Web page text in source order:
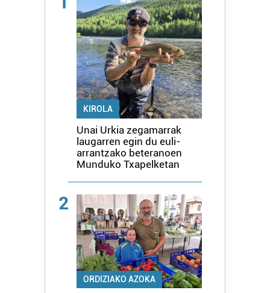
KIROLA
Unai Urkia zegamarrak
laugarren egin du euli-
arrantzako beteranoen
Munduko Txapelketan
2
ORDIZIAKO AZOKA